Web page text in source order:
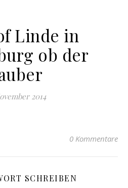
Linde in
ob der
2014
0 Kommentare
SCHREIBEN